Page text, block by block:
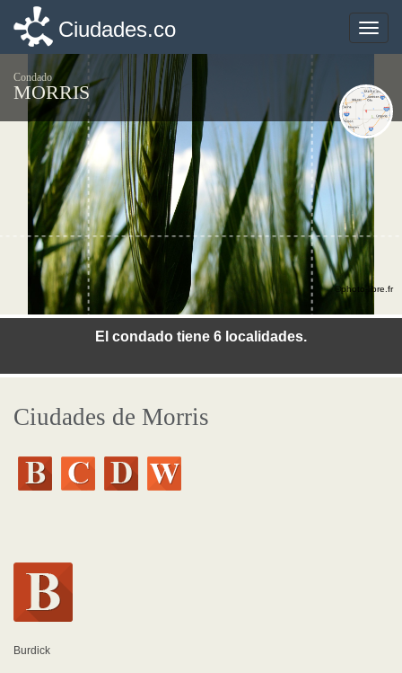
Toggle
Ciudades.co
Condado
MORRIS
El condado tiene 6 localidades.
©photo-libre.fr
Ciudades de Morris
Burdick
Toggle
Ciudades.co